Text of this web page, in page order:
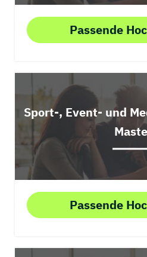
Passende
Sport-, Event- und
Passende